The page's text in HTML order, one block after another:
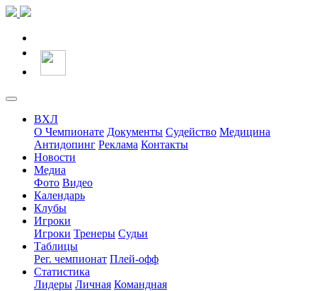
ВХЛ
О Чемпионате Документы Судейство Медицина
Антидопинг Реклама Контакты
Новости
Медиа
Фото Видео
Календарь
Клубы
Игроки
Игроки Тренеры Судьи
Таблицы
Рег. чемпионат Плей-офф
Статистика
Лидеры Личная Командная